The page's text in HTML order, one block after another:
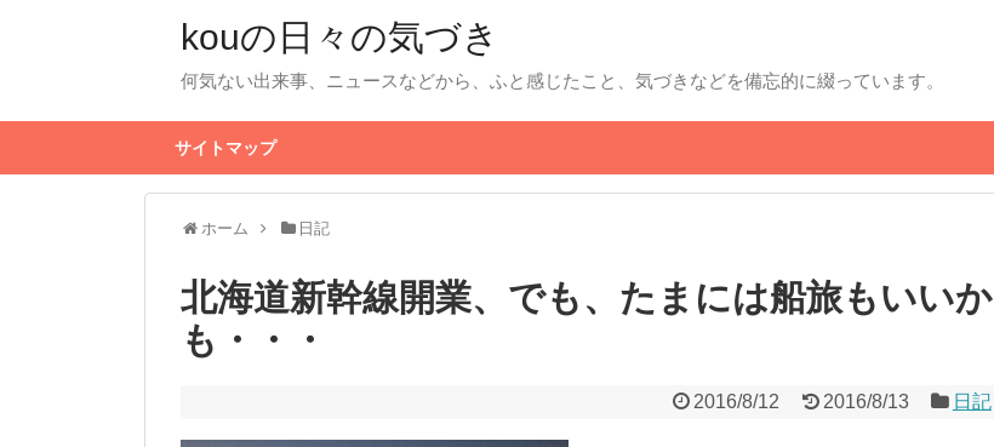
kouの日々の気づき
何気ない出来事、ニュースなどから、ふと感じたこと、気づきなどを備忘的に綴っています。
サイトマップ
ホーム 日記
北海道新幹線開業、でも、たまには船旅もいいか
も・・・
2016/8/12 2016/8/13 日記